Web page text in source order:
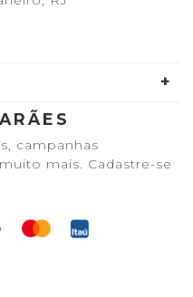
campanhas
mais. Cadastre-se